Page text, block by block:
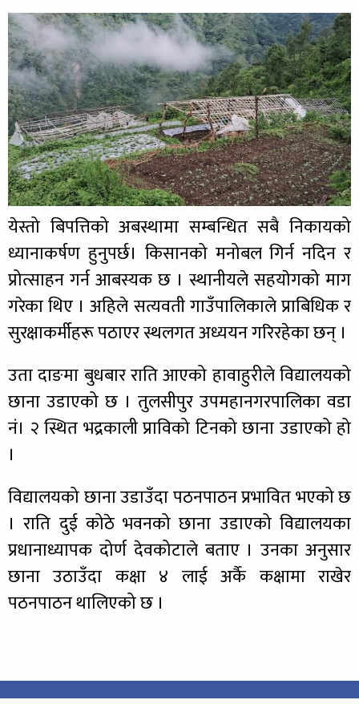
येस्तो बिपत्तिको अबस्थामा सम्बन्धित सबै निकायको
ध्यानाकर्षण हुनुपर्छ। किसानको मनोबल गिर्न नदिन र
प्रोत्साहन गर्न आबस्यक छ । स्थानीयले सहयाेगको माग
गरेका थिए । अहिले सत्यवती गाउँपालिकाले प्राबिधिक र
सुरक्षाकर्मीहरू पठाएर स्थलगत अध्ययन गरिरहेका छन् ।
उता दाङमा बुधबार राति आएको हावाहुरीले विद्यालयको
छाना उडाएको छ । तुलसीपुर उपमहानगरपालिका वडा
नं। २ स्थित भद्रकाली प्राविको टिनको छाना उडाएको हो
।
विद्यालयको छाना उडाउँदा पठनपाठन प्रभावित भएको छ
। राति दुई कोठे भवनको छाना उडाएको विद्यालयका
प्रधानाध्यापक दोर्ण देवकोटाले बताए । उनका अनुसार
छाना उठाउँदा कक्षा ४ लाई अर्कै कक्षामा राखेर
पठनपाठन थालिएको छ ।